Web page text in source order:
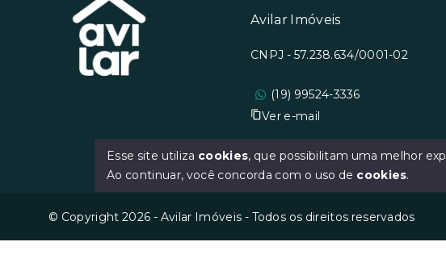
Avilar Imóveis
CNPJ - 57.238.634/0001-02
(19) 99524-3336
Ver e-mail
© Copyright 2026 - Avilar Imóveis - Todos os direitos reservados
Esse site utiliza cookies, que possibilitam uma melhor
Ao continuar, você concorda com o uso de cookies.